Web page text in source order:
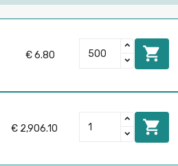
€ 6.80 
€ 2,906.10 